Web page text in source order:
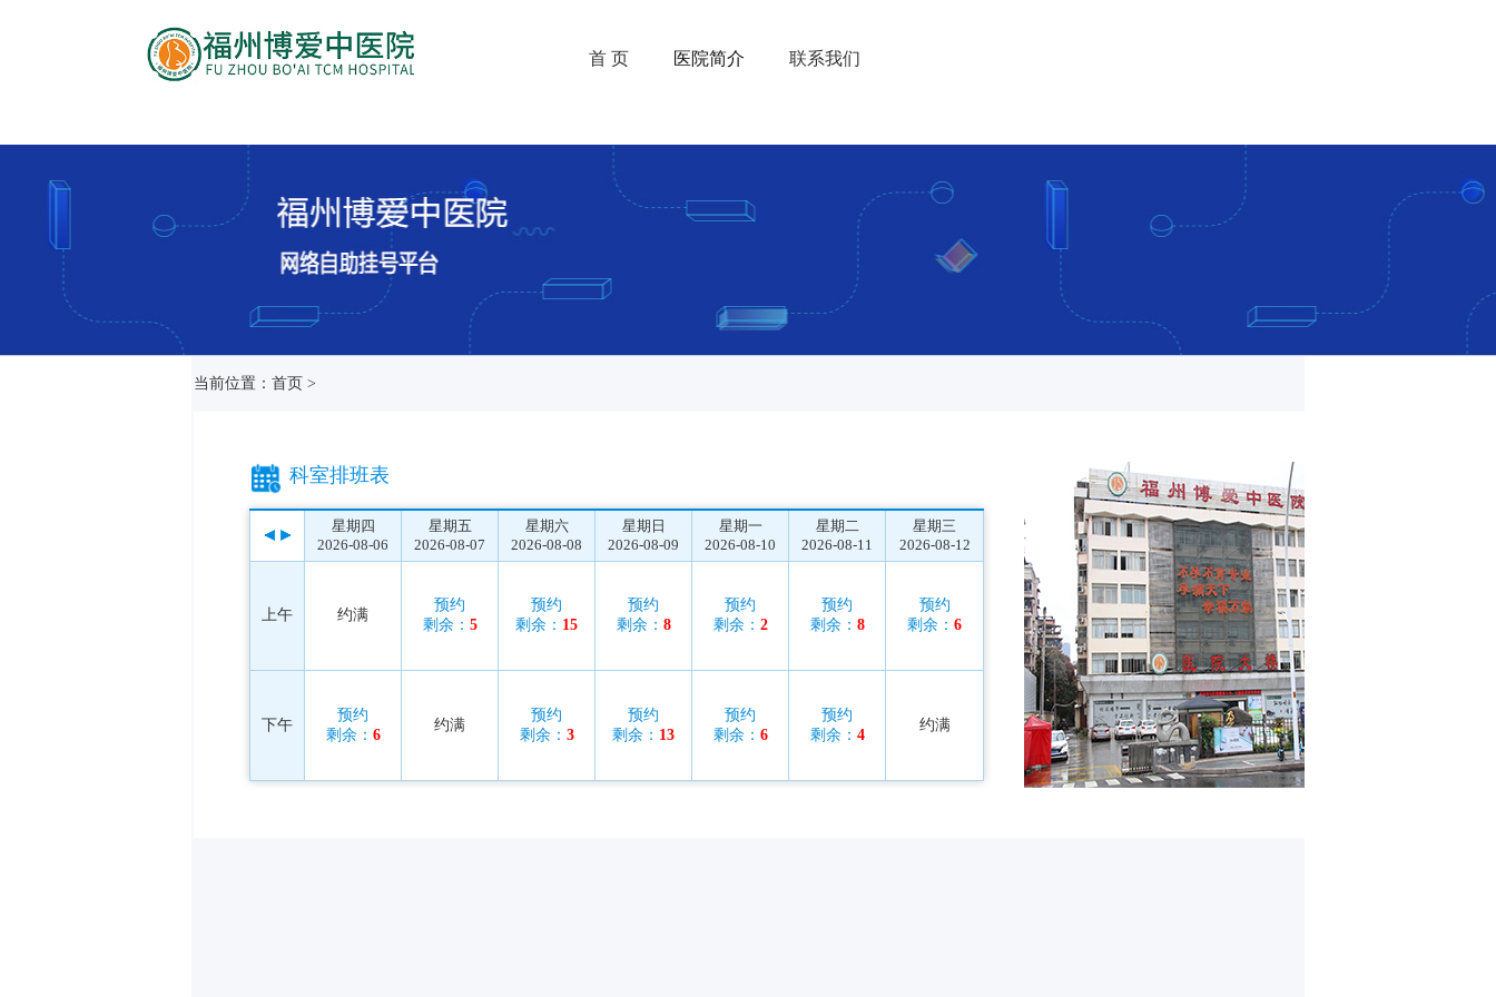
首 页 医院简介 联系我们
当前位置：首页 >
科室排班表
星期四
2026-08-06
星期五
2026-08-07
星期六
2026-08-08
星期日
2026-08-09
星期一
2026-08-10
星期二
2026-08-11
星期三
2026-08-12
上午 约满
预约
剩余： 5
预约
剩余： 15
预约
剩余： 8
预约
剩余： 2
预约
剩余： 8
预约
剩余： 6
下午
预约
剩余： 6
约满
预约
剩余： 3
预约
剩余： 13
预约
剩余： 6
预约
剩余： 4
约满